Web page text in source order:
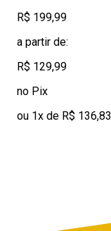
R$ 199,99
a partir de:
R$ 129,99
no Pix
ou 1x de R$ 136,83